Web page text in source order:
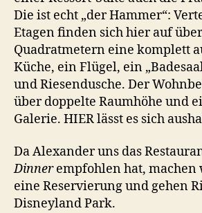
Die ist echt „der Hammer“:
Etagen finden sich hier auf
Quadratmetern eine komplett
Küche, ein Flügel, ein
und Riesendusche. Der
über doppelte Raumhöhe und
Galerie. HIER lässt es sich
Da Alexander uns das
Dinnerempfohlen hat, machen
eine Reservierung und gehen
Disneyland Park.